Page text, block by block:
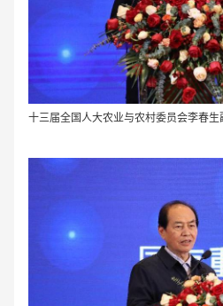
十三届全国人大农业与农村委员会李春生